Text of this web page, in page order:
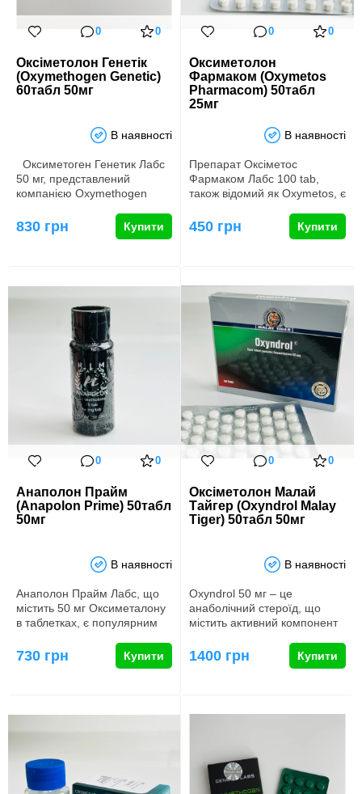
0 0
Оксіметолон Генетік
(Oxymethogen Genetic)
60табл 50мг
В наявності
Оксиметоген Генетик Лабс
50 мг, представлений
компанією Oxymethogen
830 грн Купити
0 0
Оксиметолон
Фармаком (Oxymetos
Pharmacom) 50табл
25мг
В наявності
Препарат Оксіметос
Фармаком Лабс 100 tab,
також відомий як Oxymetos, є
компаніє…
450 грн Купити
0 0
Анаполон Прайм
(Anapolon Prime) 50табл
50мг
В наявності
Анаполон Прайм Лабс, що
містить 50 мг Оксиметалону
в таблетках, є популярним
730 грн Купити
0 0
Оксіметолон Малай
Тайгер (Oxyndrol Malay
Tiger) 50табл 50мг
В наявності
Oxyndrol 50 мг – це
анаболічний стероїд, що
містить активний компонент
шир…
1400 грн Купити